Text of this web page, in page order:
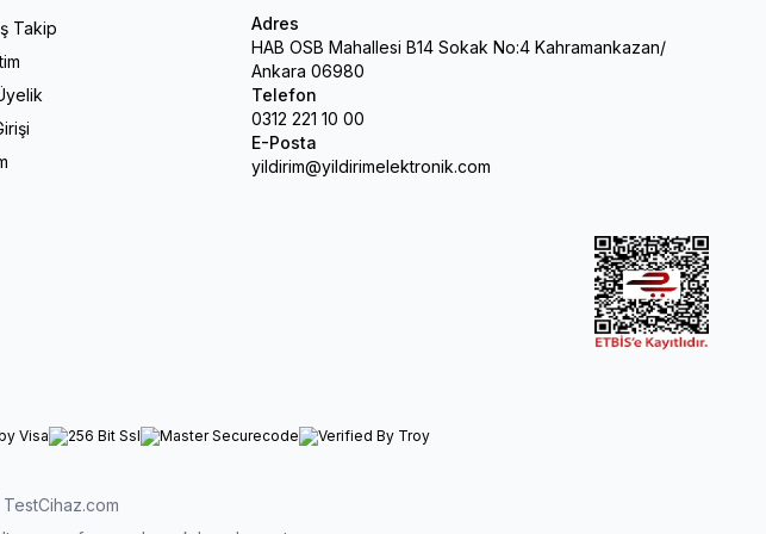
Takip
Adres
HAB OSB Mahallesi B14 Sokak No:4 Kahramankazan/
Ankara 06980
Telefon
0312 221 10 00
E-Posta
yildirim@yildirimelektronik.com
TestCihaz.com